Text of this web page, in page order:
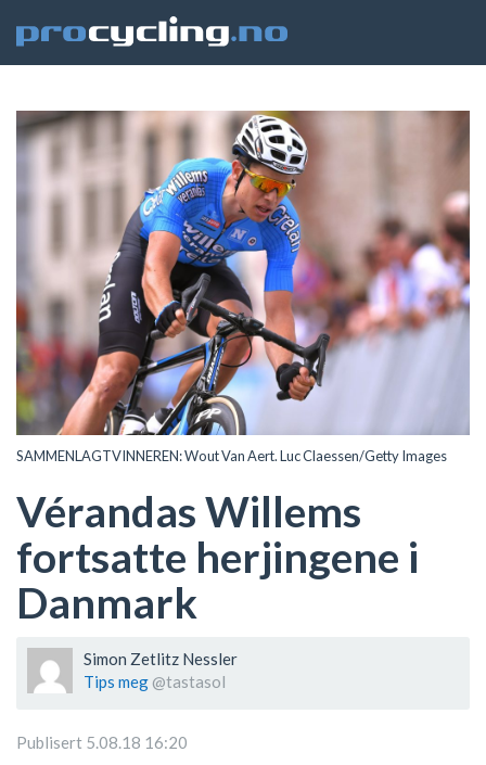
SAMMENLAGTVINNEREN: Wout Van Aert. Luc Claessen/Getty Images
Vérandas Willems
fortsatte herjingene i
Danmark
Simon Zetlitz Nessler
Tips meg @tastasol
Publisert 5.08.18 16:20